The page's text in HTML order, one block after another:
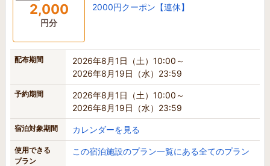
2,000
円分
2000円クーポン【連休】
配布期間
2026年8月1日（土）10:00～
2026年8月19日（水）23:59
予約期間
2026年8月1日（土）10:00～
2026年8月19日（水）23:59
宿泊対象期間 カレンダーを見る
使用できる
プラン
この宿泊施設のプラン一覧にある全てのプラン